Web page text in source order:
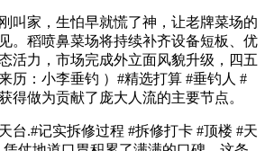
家，生怕早就慌了神，让老牌菜场的
。稻喷鼻菜场将持续补齐设备短板、优
活力，市场完成外立面风貌升级，四五
历：小李垂钓 ）#精选打算 #垂钓人 #
得做为贡献了庞大人流的主要节点。
.#记实拆修过程 #拆修打卡 #顶楼 #天